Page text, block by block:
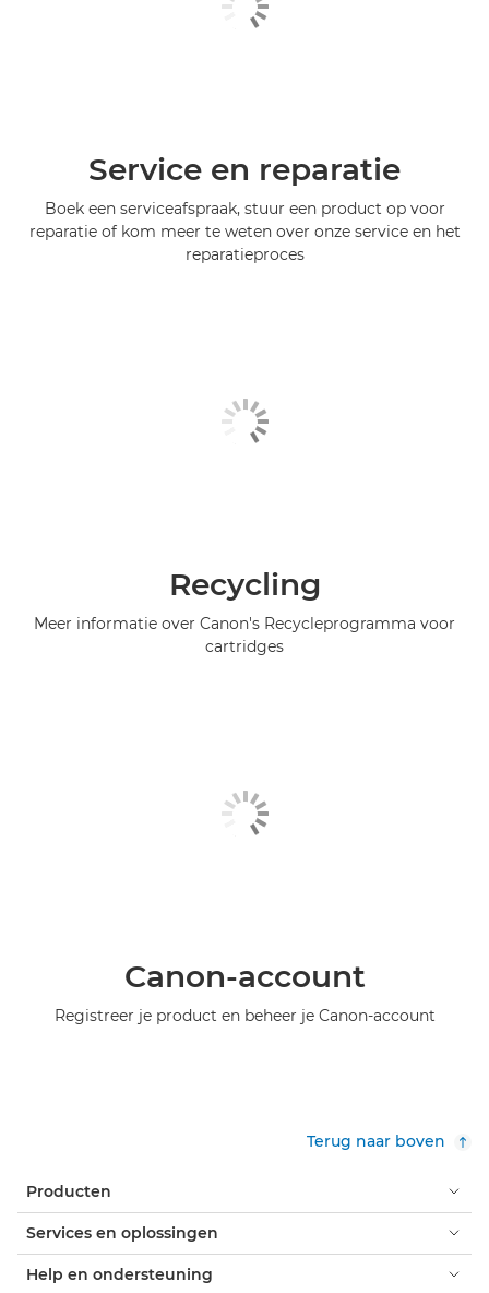
Service en reparatie
Boek een serviceafspraak, stuur een product op voor
reparatie of kom meer te weten over onze service en het
reparatieproces
Recycling
Meer informatie over Canon's Recycleprogramma voor
cartridges
Canon-account
Registreer je product en beheer je Canon-account
Terug naar boven
Producten
Services en oplossingen
Help en ondersteuning